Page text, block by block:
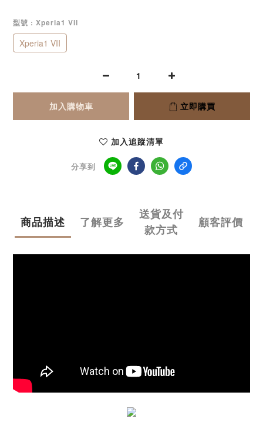
型號 : Xperia1 VII
Xperia1 VII
加入購物車 立即購買
加入追蹤清單
分享到
商品描述 了解更多
送貨及付
款方式
顧客評價